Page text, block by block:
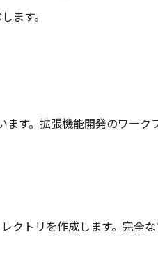
ます。
ます。拡張機能開発のワーク
クトリを作成します。完全な